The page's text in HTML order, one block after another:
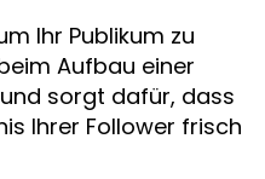
Ihr Publikum zu
Aufbau einer
sorgt dafür, dass
Ihrer Follower frisch